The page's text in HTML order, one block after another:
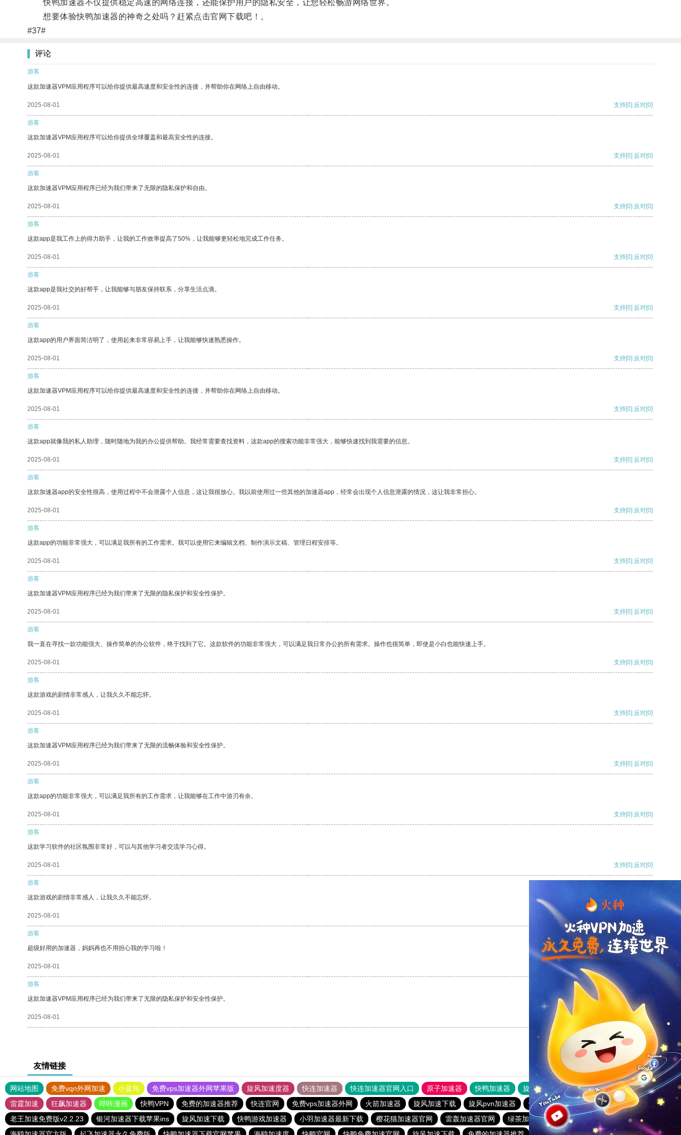
快鸭加速器不仅提供稳定高速的网络连接，还能保护用户的隐私安全，让您轻松畅游网络世界。
想要体验快鸭加速器的神奇之处吗？赶紧点击官网下载吧！。
#37#
评论
游客
这款加速器VPM应用程序可以给你提供最高速度和安全性的连接，并帮助你在网络上自由移动。
2025-08-01 支持[0] 反对[0]
游客
这款加速器VPM应用程序可以给你提供全球覆盖和最高安全性的连接。
2025-08-01 支持[0] 反对[0]
游客
这款加速器VPM应用程序已经为我们带来了无限的隐私保护和自由。
2025-08-01 支持[0] 反对[0]
游客
这款app是我工作上的得力助手，让我的工作效率提高了50%，让我能够更轻松地完成工作任务。
2025-08-01 支持[0] 反对[0]
游客
这款app是我社交的好帮手，让我能够与朋友保持联系，分享生活点滴。
2025-08-01 支持[0] 反对[0]
游客
这款app的用户界面简洁明了，使用起来非常容易上手，让我能够快速熟悉操作。
2025-08-01 支持[0] 反对[0]
游客
这款加速器VPM应用程序可以给你提供最高速度和安全性的连接，并帮助你在网络上自由移动。
2025-08-01 支持[0] 反对[0]
游客
这款app就像我的私人助理，随时随地为我的办公提供帮助。我经常需要查找资料，这款app的搜索功能非常强大，能够快速找到我需要的信息。
2025-08-01 支持[0] 反对[0]
游客
这款加速器app的安全性很高，使用过程中不会泄露个人信息，这让我很放心。我以前使用过一些其他的加速器app，经常会出现个人信息泄露的情况，这让我非常担心。
2025-08-01 支持[0] 反对[0]
游客
这款app的功能非常强大，可以满足我所有的工作需求。我可以使用它来编辑文档、制作演示文稿、管理日程安排等。
2025-08-01 支持[0] 反对[0]
游客
这款加速器VPM应用程序已经为我们带来了无限的隐私保护和安全性保护。
2025-08-01 支持[0] 反对[0]
游客
我一直在寻找一款功能强大、操作简单的办公软件，终于找到了它。这款软件的功能非常强大，可以满足我日常办公的所有需求。操作也很简单，即使是小白也能快速上手。
2025-08-01 支持[0] 反对[0]
游客
这款游戏的剧情非常感人，让我久久不能忘怀。
2025-08-01 支持[0] 反对[0]
游客
这款加速器VPM应用程序已经为我们带来了无限的流畅体验和安全性保护。
2025-08-01 支持[0] 反对[0]
游客
这款app的功能非常强大，可以满足我所有的工作需求，让我能够在工作中游刃有余。
2025-08-01 支持[0] 反对[0]
游客
这款学习软件的社区氛围非常好，可以与其他学习者交流学习心得。
2025-08-01 支持[0] 反对[0]
游客
这款游戏的剧情非常感人，让我久久不能忘怀。
2025-08-01
游客
超级好用的加速器，妈妈再也不用担心我的学习啦！
2025-08-01 反对
游客
这款加速器VPM应用程序已经为我们带来了无限的隐私保护和安全性保护。
2025-08-01 反对[0]
友情链接
网站地图 免费vqn外网加速 小蓝鸟 免费vps加速器外网苹果版 旋风加速度器 快连加速器 快连加速器官网入口 原子加速器 快鸭加速器 旋风加速度器 外网网址导航
软件中心
雷霆加速
狂飙加速器 哔咔漫画 快鸭VPN 免费的加速器推荐 快连官网 免费vps加速器外网 火箭加速器 旋风加速下载 旋风pvn加速器 烧饼哥加速器
快鸭加速器
老王加速免费版v2.2.23
银河加速器下载苹果ins 旋风加速下载 快鸭游戏加速器 小羽加速器最新下载 樱花猫加速器官网 雷轰加速器官网 绿茶加速器 原子加速器下载
一元机场. com